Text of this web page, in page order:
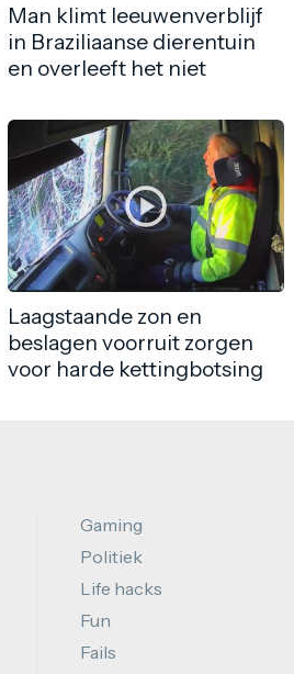
Man klimt leeuwenverblijf
in Braziliaanse dierentuin
en overleeft het niet
Laagstaande zon en
beslagen voorruit zorgen
voor harde kettingbotsing
Gaming
Politiek
Life hacks
Fun
Fails